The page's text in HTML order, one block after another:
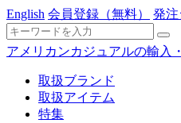
English 会員登録 （無料） 発注
アメリカンカジュアルの輸入
取扱ブランド
取扱アイテム
特集